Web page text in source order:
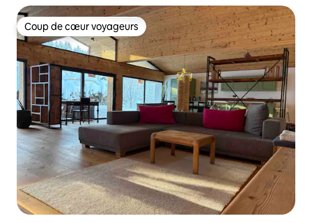
Coup de cœur voyageurs
Coup de cœur voyageurs